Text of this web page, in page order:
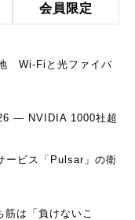
会員限定
Wi-Fiと光ファイバ
― NVIDIA 1000社超
ービス「Pulsar」の衛
は「負けないこ